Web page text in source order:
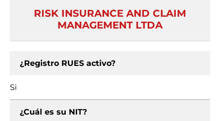
RISK INSURANCE AND CLAIM
MANAGEMENT LTDA
¿Registro RUES activo?
Si
¿Cuál es su NIT?